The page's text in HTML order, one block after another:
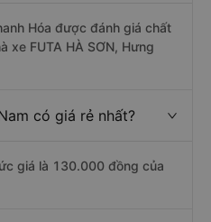
Hóa được đánh giá chất
xe FUTA HÀ SƠN, Hưng
có giá rẻ nhất?
giá là 130.000 đồng của